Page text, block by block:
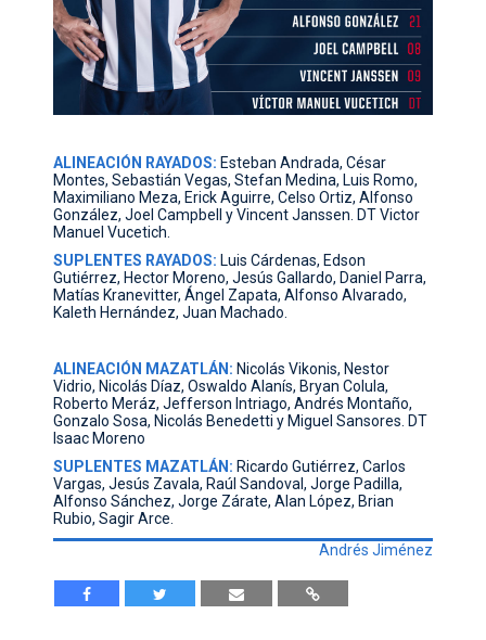
ALINEACIÓN RAYADOS: Esteban Andrada, César
Montes, Sebastián Vegas, Stefan Medina, Luis Romo,
Maximiliano Meza, Erick Aguirre, Celso Ortiz, Alfonso
González, Joel Campbell y Vincent Janssen. DT Victor
Manuel Vucetich.
SUPLENTES RAYADOS: Luis Cárdenas, Edson
Gutiérrez, Hector Moreno, Jesús Gallardo, Daniel Parra,
Matías Kranevitter, Ángel Zapata, Alfonso Alvarado,
Kaleth Hernández, Juan Machado.
ALINEACIÓN MAZATLÁN: Nicolás Vikonis, Nestor
Vidrio, Nicolás Díaz, Oswaldo Alanís, Bryan Colula,
Roberto Meráz, Jefferson Intriago, Andrés Montaño,
Gonzalo Sosa, Nicolás Benedetti y Miguel Sansores. DT
Isaac Moreno
SUPLENTES MAZATLÁN: Ricardo Gutiérrez, Carlos
Vargas, Jesús Zavala, Raúl Sandoval, Jorge Padilla,
Alfonso Sánchez, Jorge Zárate, Alan López, Brian
Rubio, Sagir Arce.
Andrés Jiménez